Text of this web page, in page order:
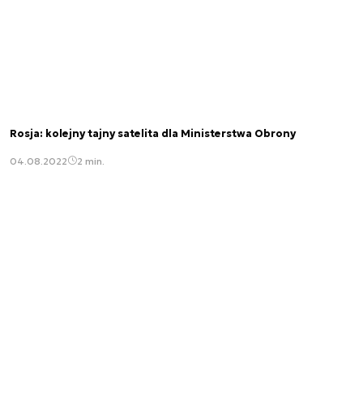
Rosja: kolejny tajny satelita dla Ministerstwa Obrony
04.08.2022 2 min.